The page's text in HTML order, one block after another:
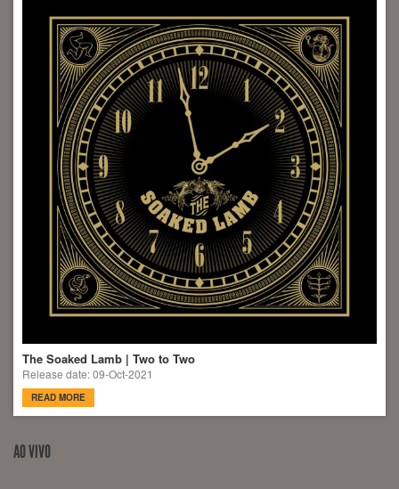
The Soaked Lamb | Two to Two
Release date: 09-Oct-2021
READ MORE
AO VIVO